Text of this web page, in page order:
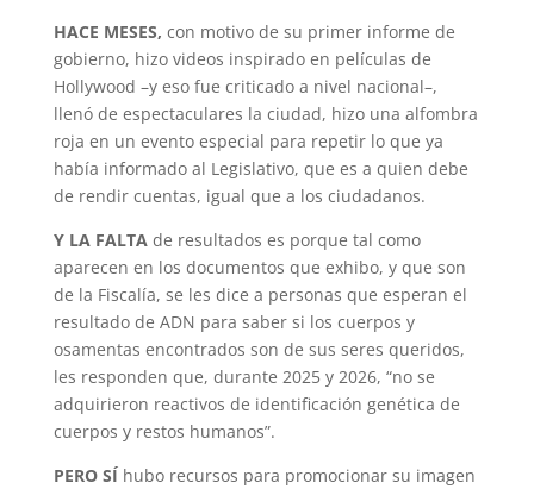
HACE MESES, con motivo de su primer informe de
gobierno, hizo videos inspirado en películas de
Hollywood –y eso fue criticado a nivel nacional–,
llenó de espectaculares la ciudad, hizo una alfombra
roja en un evento especial para repetir lo que ya
había informado al Legislativo, que es a quien debe
de rendir cuentas, igual que a los ciudadanos.
Y LA FALTA de resultados es porque tal como
aparecen en los documentos que exhibo, y que son
de la Fiscalía, se les dice a personas que esperan el
resultado de ADN para saber si los cuerpos y
osamentas encontrados son de sus seres queridos,
les responden que, durante 2025 y 2026, “no se
adquirieron reactivos de identificación genética de
cuerpos y restos humanos”.
PERO SÍ hubo recursos para promocionar su imagen